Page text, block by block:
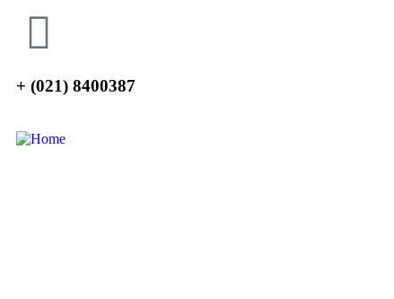
+ (021) 8400387